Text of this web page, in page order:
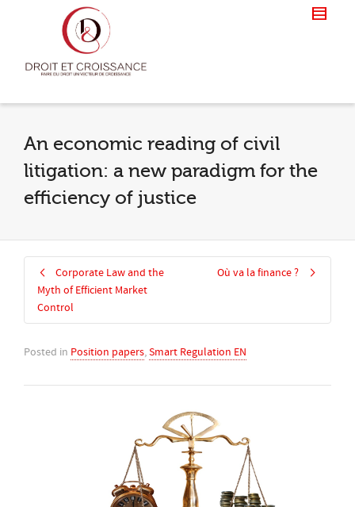
An economic reading of civil
litigation: a new paradigm for the
efficiency of justice
Corporate Law and the
Myth of Efficient Market
Control
Où va la finance ?
Posted in Position papers,Smart Regulation EN